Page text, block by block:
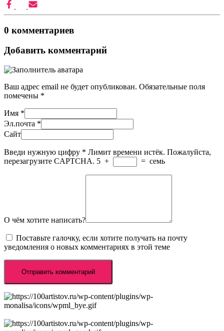
0 комментариев
Добавить комментарий
Ваш адрес email не будет опубликован. Обязательные поля
помечены *
Имя *
Эл.почта *
Сайт
Введи нужную цифру * Лимит времени истёк. Пожалуйста,
перезагрузите CAPTCHA. 5 + = семь
О чём хотите написать?
Поставьте галочку, если хотите получать на почту
уведомления о новых комментариях в этой теме